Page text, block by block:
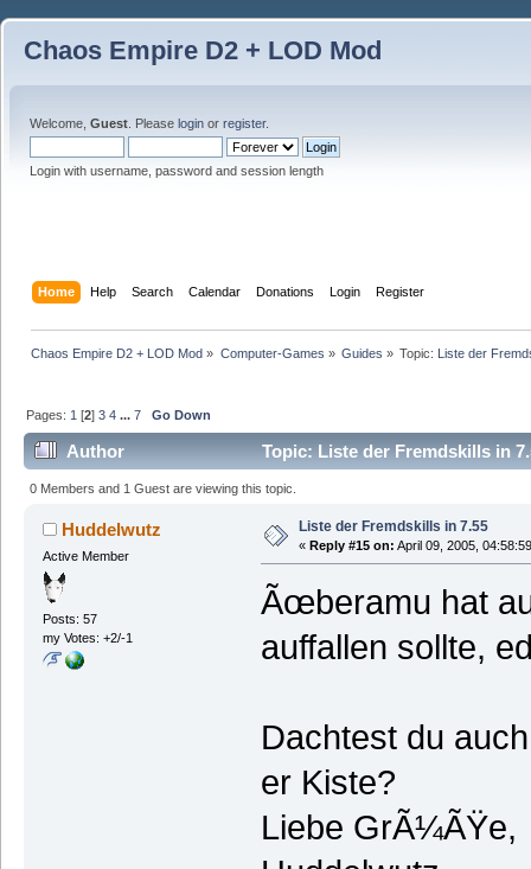
Chaos Empire D2 + LOD Mod
Welcome, Guest . Please login or register.
Login with username, password and session length
Home Help Search Calendar Donations Login Register
Chaos Empire D2 + LOD Mod » Computer-Games » Guides » Topic: Liste der
Pages: 1 [2]3 4 ...7 Go Down
Author Topic: Liste der Fremdskills in
0 Members and 1 Guest are viewing this topic.
Huddelwutz
Active Member
Posts: 57
my Votes: +2/-1
Liste der Fremdskills in 7.55
« Reply #15 on: April 09, 2005,
Ãœberamu hat
auffallen sollte,
Dachtest du
er Kiste?
Liebe GrÃ¼ÃŸe,